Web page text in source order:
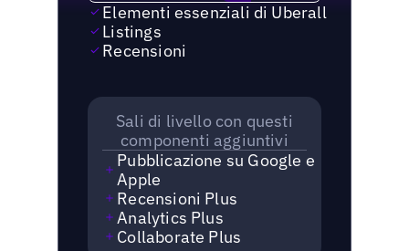
Elementi essenziali di Uberall
Listings
Recensioni
Sali di livello con questi
componenti aggiuntivi
Pubblicazione su Google e
Apple
Recensioni Plus
Analytics Plus
Collaborate Plus